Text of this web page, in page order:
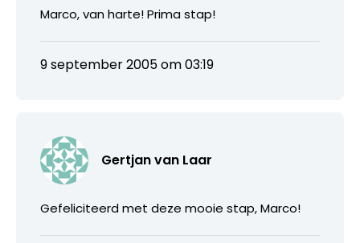
Marco, van harte! Prima stap!
9 september 2005 om 03:19
Gertjan van Laar
Gefeliciteerd met deze mooie stap, Marco!